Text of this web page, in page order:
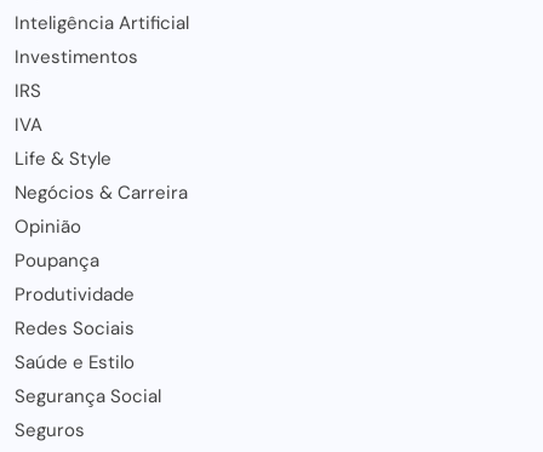
Inteligência Artificial
Investimentos
IRS
IVA
Life & Style
Negócios & Carreira
Opinião
Poupança
Produtividade
Redes Sociais
Saúde e Estilo
Segurança Social
Seguros